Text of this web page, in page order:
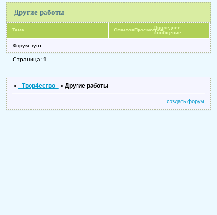
Другие работы
Тема ОтветовПросмотровПоследнее
сообщение
Форум пуст.
Страница: 1
» _Твор4ество_ » Другие работы
создать форум